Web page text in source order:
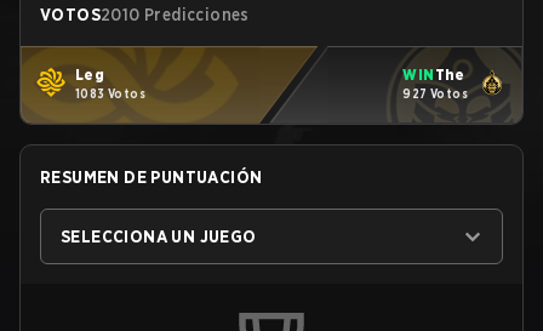
VOTOS2010 Predicciones
Leg
1083 Votos
WIN The
927 Votos
RESUMEN DE PUNTUACIÓN
SELECCIONA UN JUEGO